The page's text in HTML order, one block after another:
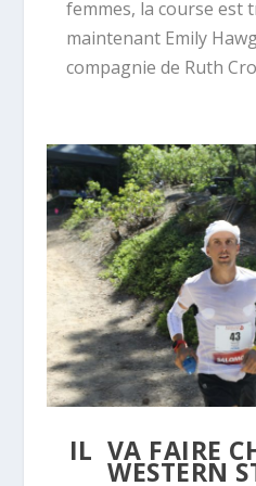
femmes, la course est
maintenant Emily
compagnie de Ruth
IL VA FAIRE
WESTERN